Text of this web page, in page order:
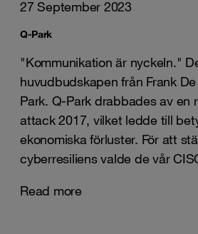
27 September 2023
Q-Park
"Kommunikation är nyckeln."
huvudbudskapen från Frank
Park. Q-Park drabbades av en
attack 2017, vilket ledde till
ekonomiska förluster. För att
cyberresiliens valde de vår
Read more